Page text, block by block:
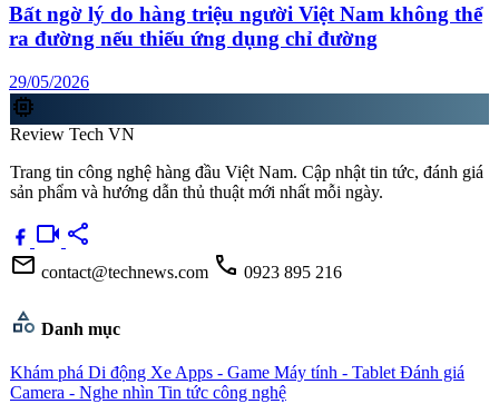
Bất ngờ lý do hàng triệu người Việt Nam không thể
ra đường nếu thiếu ứng dụng chỉ đường
29/05/2026
memory
Review Tech VN
Trang tin công nghệ hàng đầu Việt Nam. Cập nhật tin tức, đánh giá
sản phẩm và hướng dẫn thủ thuật mới nhất mỗi ngày.
videocam share
mail contact@technews.com call 0923 895 216
category Danh mục
Khám phá Di động Xe Apps - Game Máy tính - Tablet Đánh giá
Camera - Nghe nhìn Tin tức công nghệ